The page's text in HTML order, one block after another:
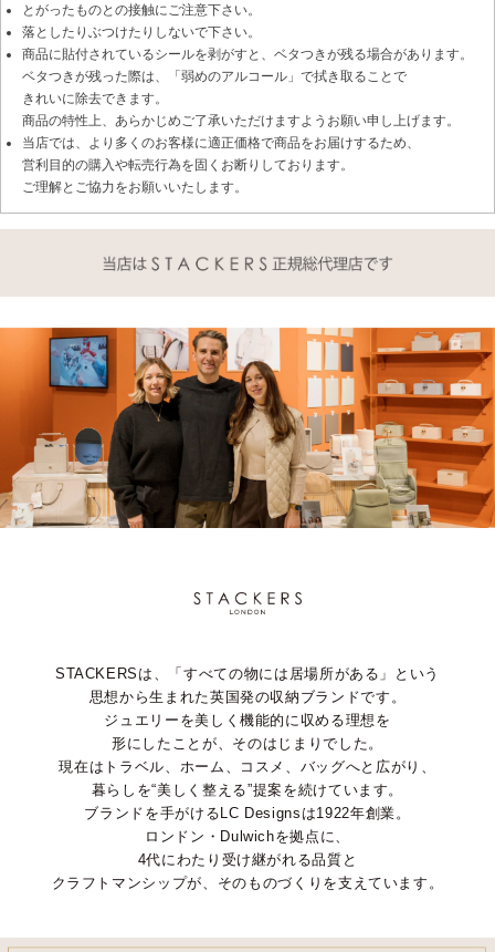
とがったものとの接触にご注意下さい。
落としたりぶつけたりしないで下さい。
商品に貼付されているシールを剥がすと、ベタつきが残る場合があります。
ベタつきが残った際は、「弱めのアルコール」で拭き取ることで
きれいに除去できます。
商品の特性上、あらかじめご了承いただけますようお願い申し上げます。
当店では、より多くのお客様に適正価格で商品をお届けするため、
営利目的の購入や転売行為を固くお断りしております。
ご理解とご協力をお願いいたします。
STACKERSは、「すべての物には居場所がある」という
思想から生まれた英国発の収納ブランドです。
ジュエリーを美しく機能的に収める理想を
形にしたことが、そのはじまりでした。
現在はトラベル、ホーム、コスメ、バッグへと広がり、
暮らしを“美しく整える”提案を続けています。
ブランドを手がけるLC Designsは1922年創業。
ロンドン・Dulwichを拠点に、
4代にわたり受け継がれる品質と
クラフトマンシップが、そのものづくりを支えています。